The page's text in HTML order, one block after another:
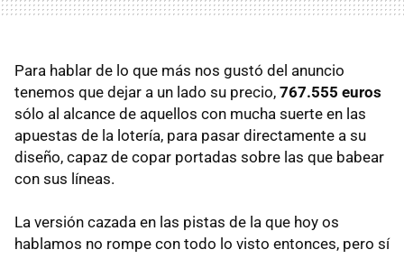
Para hablar de lo que más nos gustó del anuncio
tenemos que dejar a un lado su precio, 767.555 euros
sólo al alcance de aquellos con mucha suerte en las
apuestas de la lotería, para pasar directamente a su
diseño, capaz de copar portadas sobre las que babear
con sus líneas.
La versión cazada en las pistas de la que hoy os
hablamos no rompe con todo lo visto entonces, pero sí